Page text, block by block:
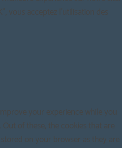
vous acceptez l'utilisation des
your experience while you
of these, the cookies that are
on your browser as they are